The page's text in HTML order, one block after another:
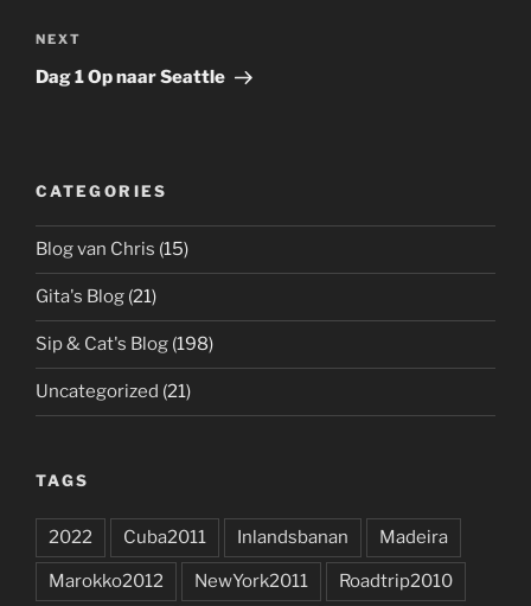
Next
Post
NEXT
Dag 1 Op naar Seattle
CATEGORIES
Blog van Chris (15)
Gita's Blog (21)
Sip & Cat's Blog (198)
Uncategorized (21)
TAGS
2022 Cuba2011 Inlandsbanan Madeira
Marokko2012 NewYork2011 Roadtrip2010